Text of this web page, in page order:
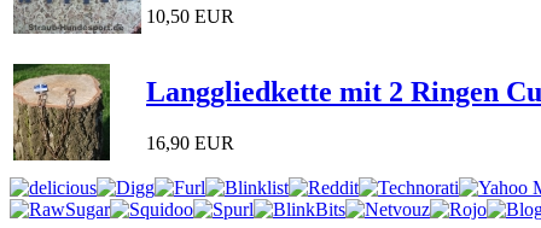
10,50 EUR
Langgliedkette mit 2 Ringen
16,90 EUR